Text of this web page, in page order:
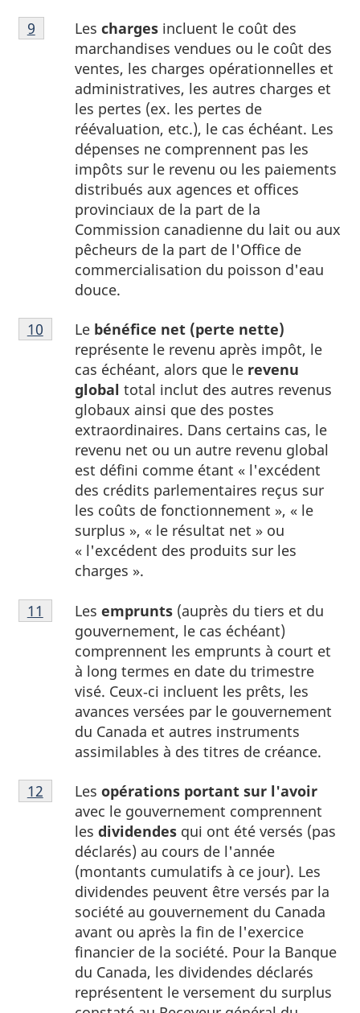
Note
9
Les chargesincluent le coût des
marchandises vendues ou le coût des
ventes, les charges opérationnelles et
administratives, les autres charges et
les pertes (ex. les pertes de
réévaluation, etc.), le cas échéant. Les
dépenses ne comprennent pas les
impôts sur le revenu ou les paiements
distribués aux agences et offices
provinciaux de la part de la
Commission canadienne du lait ou aux
pêcheurs de la part de l'Office de
commercialisation du poisson d'eau
douce.
Retour à la référence de la note
9 du tableau 1
Note
10
Le bénéfice net (perte nette)
représente le revenu après impôt, le
cas échéant, alors que le revenu
global total inclut des autres revenus
globaux ainsi que des postes
extraordinaires. Dans certains cas, le
revenu net ou un autre revenu global
est défini comme étant « l'excédent
des crédits parlementaires reçus sur
les coûts de fonctionnement », « le
surplus », « le résultat net » ou
« l'excédent des produits sur les
charges ».
Retour à la référence de la note
10 du tableau 1
Note
11
Les emprunts(auprès du tiers et du
gouvernement, le cas échéant)
comprennent les emprunts à court et
à long termes en date du trimestre
visé. Ceux‑ci incluent les prêts, les
avances versées par le gouvernement
du Canada et autres instruments
assimilables à des titres de créance.
Retour à la référence de la note
11 du tableau 1
Note
12
Les opérations portant sur l'avoir
avec le gouvernement comprennent
les dividendesqui ont été versés (pas
déclarés) au cours de l'année
(montants cumulatifs à ce jour). Les
dividendes peuvent être versés par la
société au gouvernement du Canada
avant ou après la fin de l'exercice
financier de la société. Pour la Banque
du Canada, les dividendes déclarés
représentent le versement du surplus
Retour à la référence de la note
12 du tableau 1